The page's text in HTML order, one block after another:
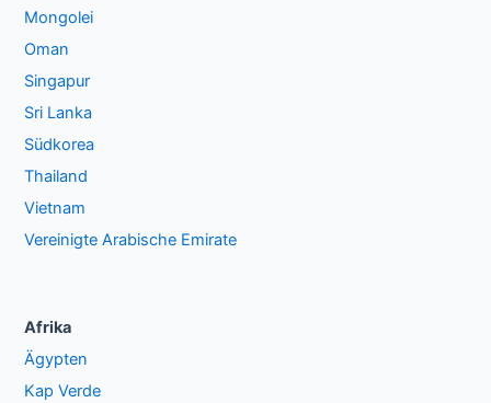
Mongolei
Oman
Singapur
Sri Lanka
Südkorea
Thailand
Vietnam
Vereinigte Arabische Emirate
Afrika
Ägypten
Kap Verde